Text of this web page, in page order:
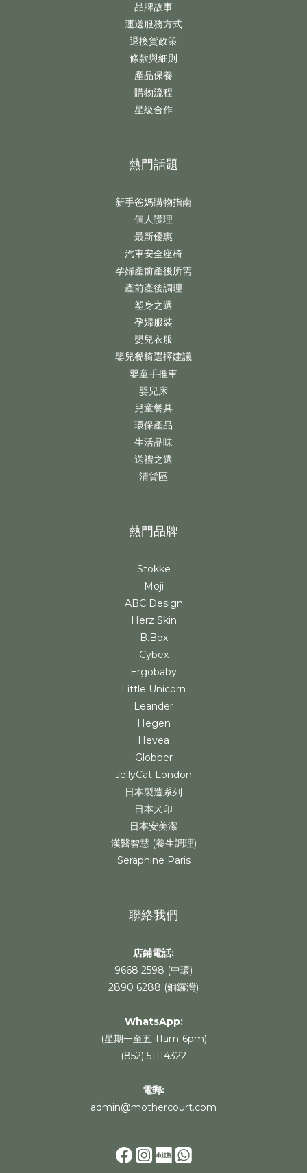
品牌故事
運送服務方式
退換貨政策
條款與細則
產品保養
購物流程
星級合作
熱門話題
新手爸媽購物指南
個人護理
最新優惠
汽車安全座椅
孕婦產前產後所需
產前產後調理
塑身之選
孕婦服裝
嬰兒衣服
嬰兒餐椅選擇建議
嬰童手推車
嬰兒床
兒童餐具
環保產品
生活品味
送禮之選
清貨區
熱門品牌
Stokke
Moji
ABC Design
Herz Skin
B.Box
Cybex
Ergobaby
Little Unicorn
Leander
Hegen
Hevea
Globber
JellyCat London
日本製造系列
日本犬印
日本安美潔
漢醫智慧 (養生調理)
Seraphine Paris
聯絡我們
店鋪電話:
9668 2598 (中環)
2890 6288 (銅鑼灣)
WhatsApp:
(星期一至五 11am-6pm)
(852) 51114322
電郵:
admin@mothercourt.com